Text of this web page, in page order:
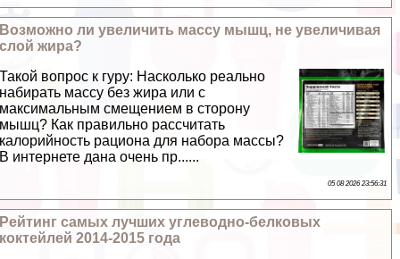
Возможно ли увеличить массу мышц, не увеличивая
слой жира?
Такой вопрос к гуру: Насколько реально
набирать массу без жира или с
максимальным смещением в сторону
мышц? Как правильно рассчитать
калорийность рациона для набора массы?
В интернете дана очень пр......
05 08 2026 23:56:31
Рейтинг самых лучших углеводно-белковых
коктейлей 2014-2015 года